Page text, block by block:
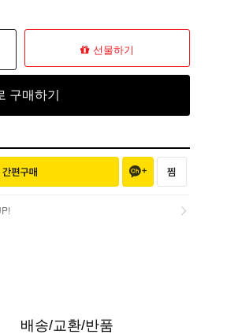
선물하기
구매하기
배송/교환/반품